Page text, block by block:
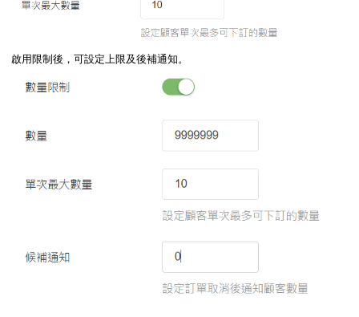
啟用限制後，可設定上限及後補通知。